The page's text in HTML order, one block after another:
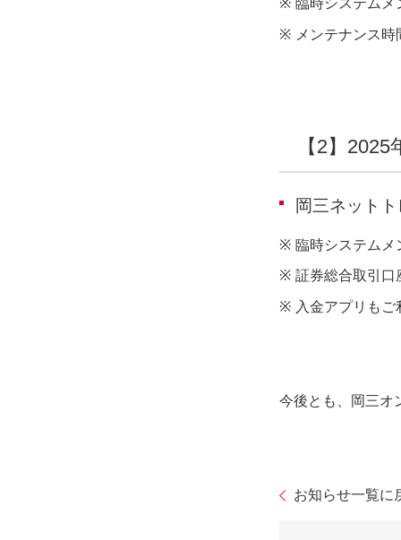
※ 臨時システムメ
※ メンテナンス
【2】
岡三ネット
※ 臨時システムメ
※ 証券総合取引口
※ 入金アプリもご
今後とも、岡三オ
お知らせ一覧に